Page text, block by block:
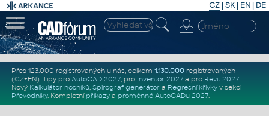
CZ | SK| EN | DE
Přes 123.000 registrovaných u nás, celkem 1.130.000registrovaných
(CZ+EN). Tipy pro AutoCAD 2027, pro Inventor 2027a pro Revit 2027.
Nový Kalkulátor nosníků, Spirograf generátor a Regresní křivkyv sekci
Převodníky. Kompletní příkazya proměnné AutoCADu 2027.